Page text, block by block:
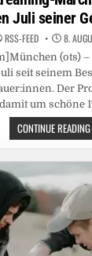
Juli seiner
RSS-FEED 8.
(ots)
seit seinem
Der
um schöne
CONTINUE READING